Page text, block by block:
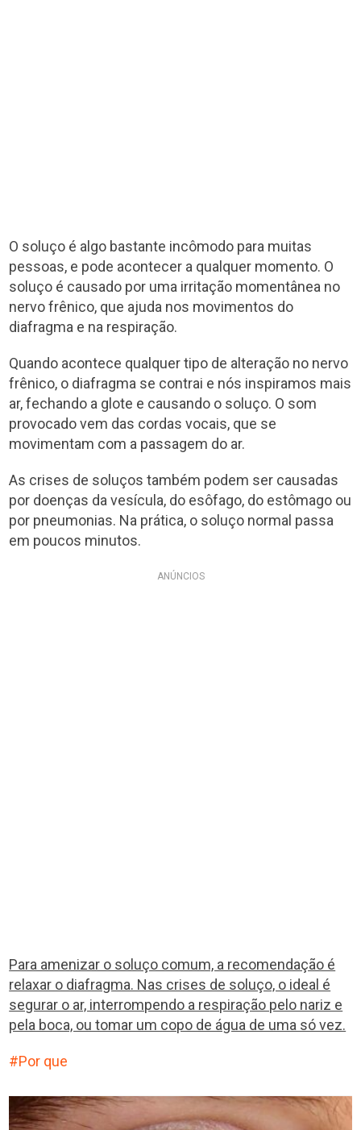
O soluço é algo bastante incômodo para muitas
pessoas, e pode acontecer a qualquer momento. O
soluço é causado por uma irritação momentânea no
nervo frênico, que ajuda nos movimentos do
diafragma e na respiração.
Quando acontece qualquer tipo de alteração no nervo
frênico, o diafragma se contrai e nós inspiramos mais
ar, fechando a glote e causando o soluço. O som
provocado vem das cordas vocais, que se
movimentam com a passagem do ar.
As crises de soluços também podem ser causadas
por doenças da vesícula, do esôfago, do estômago ou
por pneumonias. Na prática, o soluço normal passa
em poucos minutos.
ANÚNCIOS
Para amenizar o soluço comum, a recomendação é
relaxar o diafragma. Nas crises de soluço, o ideal é
segurar o ar, interrompendo a respiração pelo nariz e
pela boca, ou tomar um copo de água de uma só vez.
Por que